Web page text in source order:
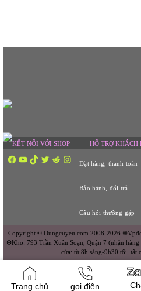
KẾT NỐI VỚI SHOP
Facebook
YouTube
TikTokTwitterRedditInstagram
HỔ TRỢ KHÁCH
Đặt hàng, thanh toán
Bảo hành, đổi trả
Câu hỏi thường gặp
Copyright © Dungcuyeu.com 2008-2026
❆Kho: 793 Trần Xuân Soạn, Quận 7 (nhận
cửa: từ 8h sáng-9h30 tối, tất
Trang chủ gọi điện